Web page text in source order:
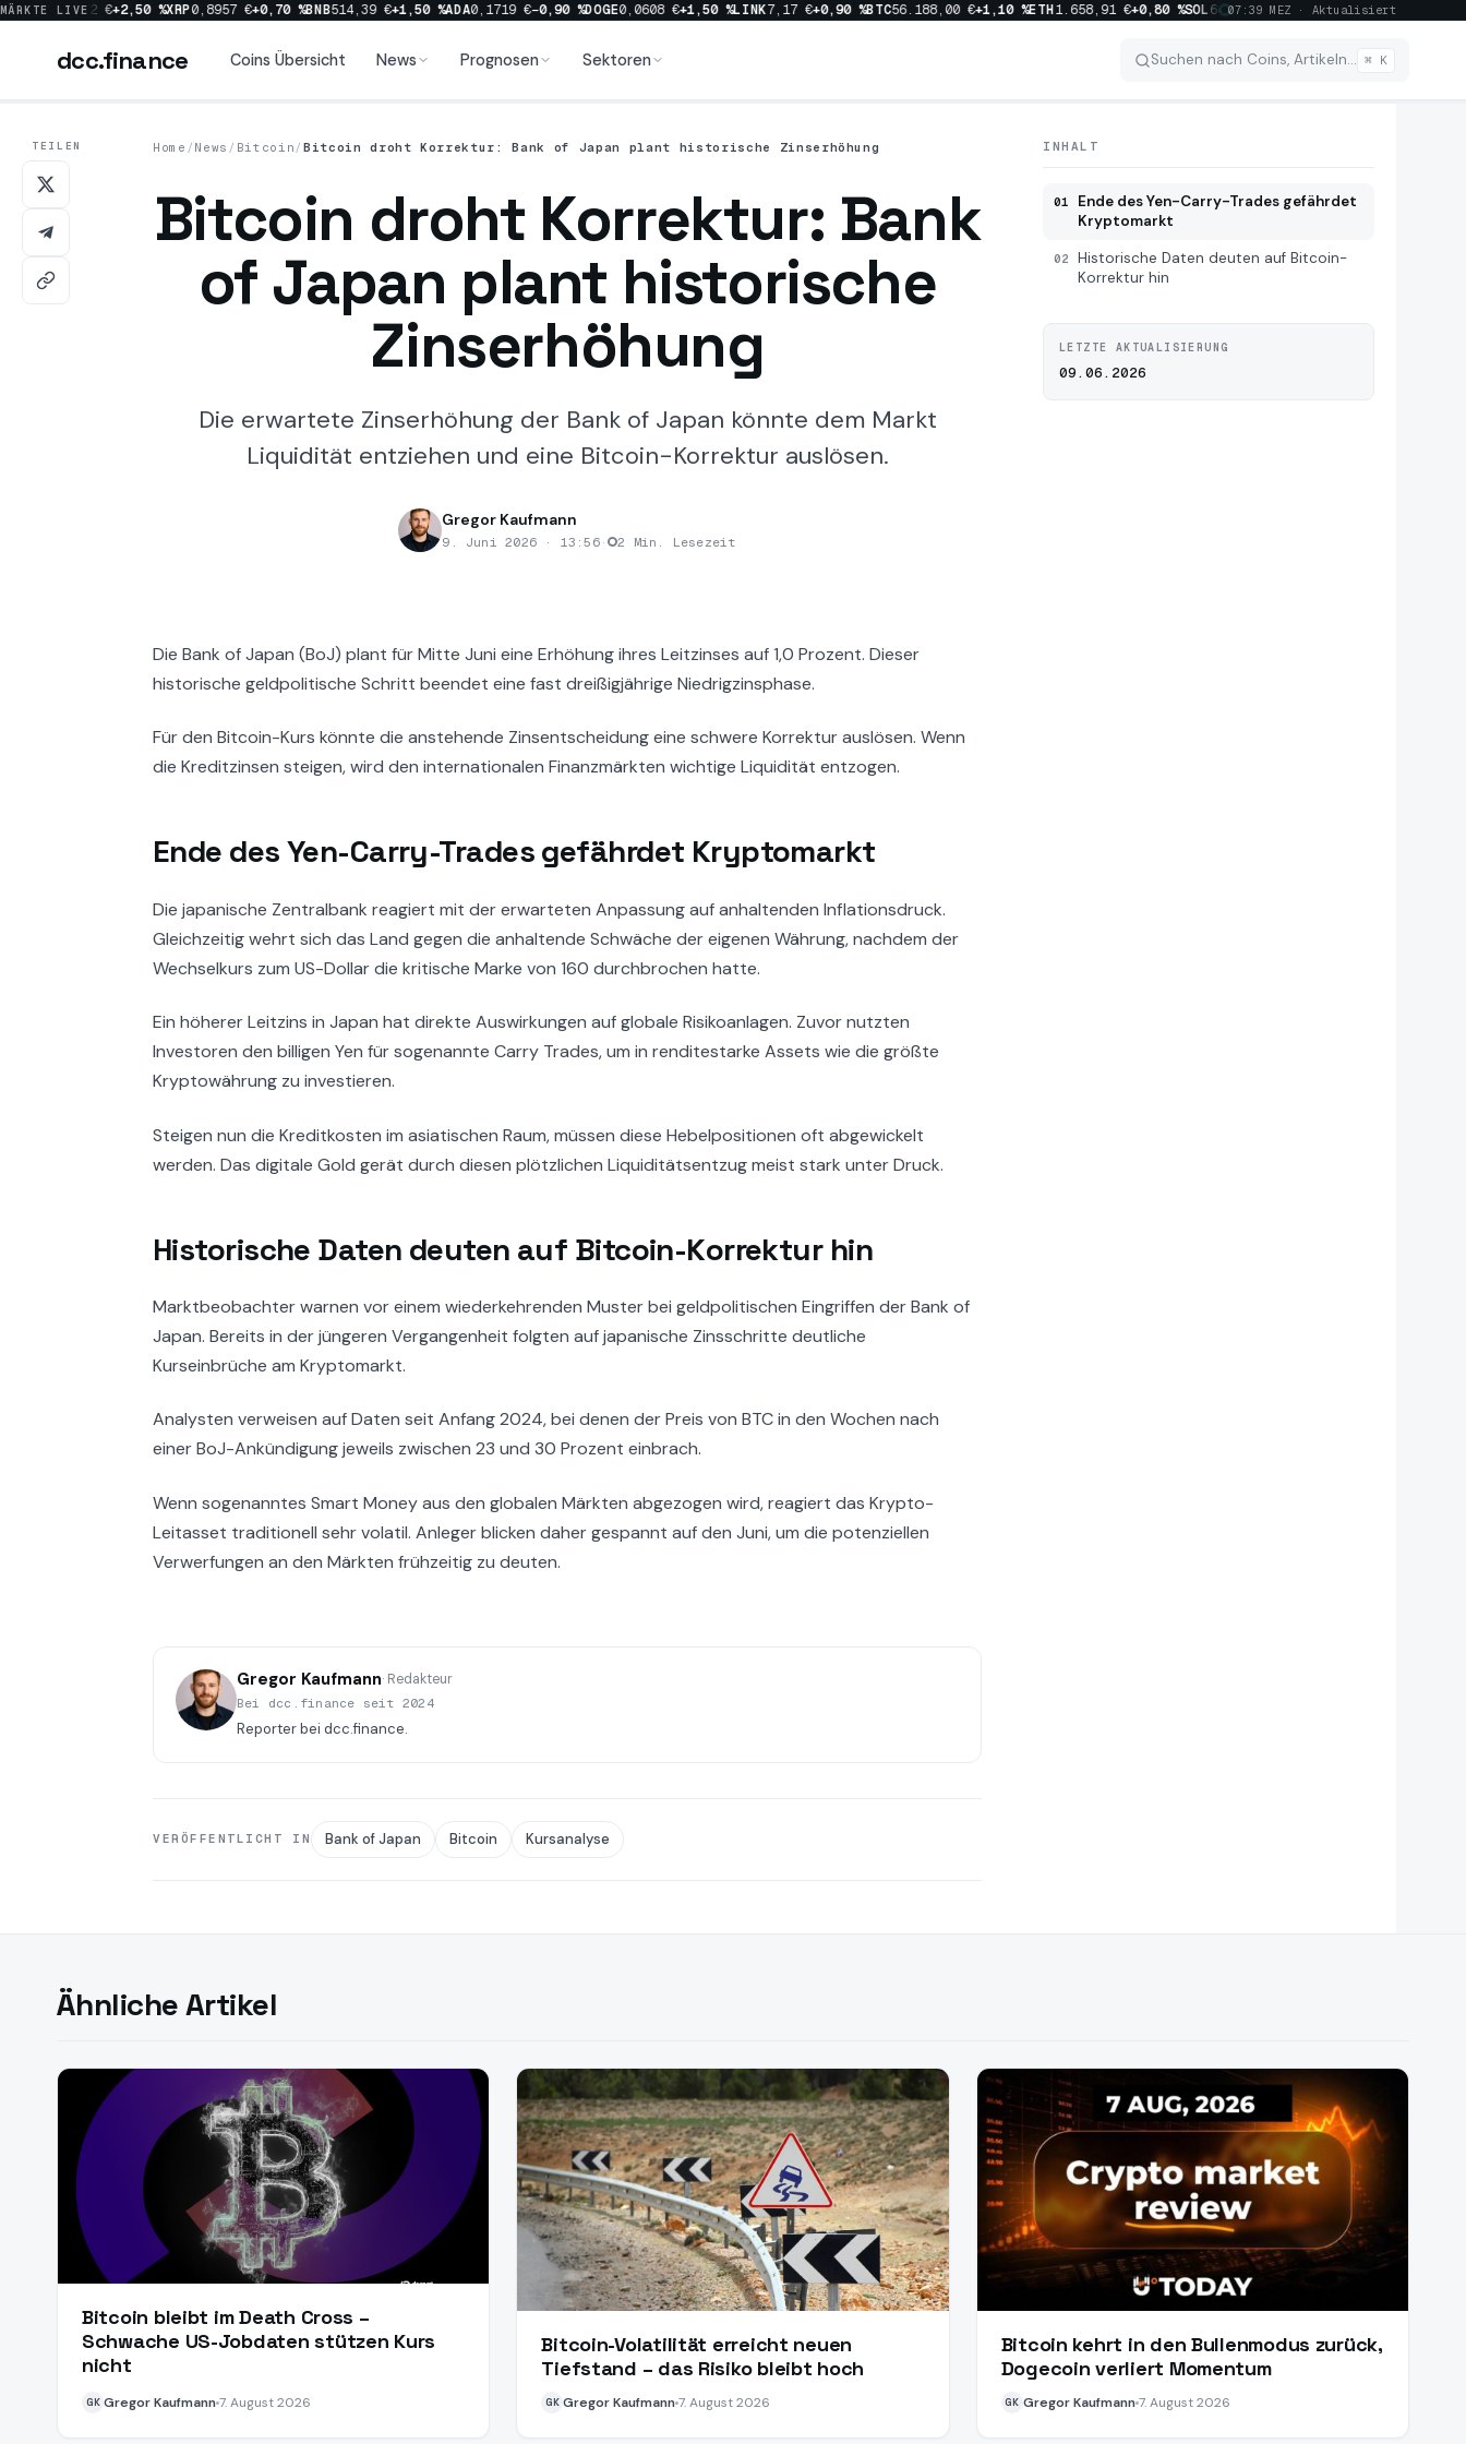
MÄRKTE LIVE
%SOL64,72 € +2,50 %XRP0,8957 €+0,70 %BNB514,39 €+1,50 %ADA0,1719 €−0,90 %DOGE0,0608 € +1,50 %LINK7,17 €+0,90 %BTC56.188,00 €+1,10 %ETH1.658,91 €+0,80 %SOL64,72 €+2,50 % XRP0,8957 €+0,70 %
07:39 MEZ · Aktualisiert
dcc.finance Coins Übersicht News Prognosen Sektoren Suchen nach Coins, Artikeln… ⌘ K
TEILEN Home / News / Bitcoin/ Bitcoin droht Korrektur: Bank of Japan plant historische Zinserhöhung
Bitcoin droht Korrektur: Bank
of Japan plant historische
Zinserhöhung
Die erwartete Zinserhöhung der Bank of Japan könnte dem Markt
Liquidität entziehen und eine Bitcoin-Korrektur auslösen.
Gregor Kaufmann
9. Juni 2026 · 13:56· 2 Min. Lesezeit
Die Bank of Japan (BoJ) plant für Mitte Juni eine Erhöhung ihres Leitzinses auf 1,0 Prozent. Dieser
historische geldpolitische Schritt beendet eine fast dreißigjährige Niedrigzinsphase.
Für den Bitcoin-Kurs könnte die anstehende Zinsentscheidung eine schwere Korrektur auslösen. Wenn
die Kreditzinsen steigen, wird den internationalen Finanzmärkten wichtige Liquidität entzogen.
Ende des Yen-Carry-Trades gefährdet Kryptomarkt
Die japanische Zentralbank reagiert mit der erwarteten Anpassung auf anhaltenden Inflationsdruck.
Gleichzeitig wehrt sich das Land gegen die anhaltende Schwäche der eigenen Währung, nachdem der
Wechselkurs zum US-Dollar die kritische Marke von 160 durchbrochen hatte.
Ein höherer Leitzins in Japan hat direkte Auswirkungen auf globale Risikoanlagen. Zuvor nutzten
Investoren den billigen Yen für sogenannte Carry Trades, um in renditestarke Assets wie die größte
Kryptowährung zu investieren.
Steigen nun die Kreditkosten im asiatischen Raum, müssen diese Hebelpositionen oft abgewickelt
werden. Das digitale Gold gerät durch diesen plötzlichen Liquiditätsentzug meist stark unter Druck.
Historische Daten deuten auf Bitcoin-Korrektur hin
Marktbeobachter warnen vor einem wiederkehrenden Muster bei geldpolitischen Eingriffen der Bank of
Japan. Bereits in der jüngeren Vergangenheit folgten auf japanische Zinsschritte deutliche
Kurseinbrüche am Kryptomarkt.
Analysten verweisen auf Daten seit Anfang 2024, bei denen der Preis von BTC in den Wochen nach
einer BoJ-Ankündigung jeweils zwischen 23 und 30 Prozent einbrach.
Wenn sogenanntes Smart Money aus den globalen Märkten abgezogen wird, reagiert das Krypto-
Leitasset traditionell sehr volatil. Anleger blicken daher gespannt auf den Juni, um die potenziellen
Verwerfungen an den Märkten frühzeitig zu deuten.
Gregor Kaufmann· Redakteur
Bei dcc.finance seit 2024
Reporter bei dcc.finance.
VERÖFFENTLICHT IN Bank of Japan Bitcoin Kursanalyse
INHALT
01
Ende des Yen-Carry-Trades gefährdet
Kryptomarkt
02
Historische Daten deuten auf Bitcoin-
Korrektur hin
LETZTE AKTUALISIERUNG
09.06.2026
Ähnliche Artikel
Bitcoin bleibt im Death Cross –
Schwache US-Jobdaten stützen Kurs
nicht
GK Gregor Kaufmann7. August 2026
Bitcoin-Volatilität erreicht neuen
Tiefstand – das Risiko bleibt hoch
GK Gregor Kaufmann7. August 2026
Bitcoin kehrt in den Bullenmodus zurück,
Dogecoin verliert Momentum
GK Gregor Kaufmann7. August 2026
dcc.finance
Coins Übersicht
News